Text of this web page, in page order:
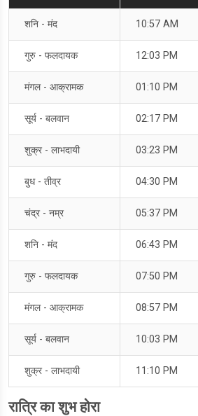
शनि - मंद 10:57 AM
गुरु - फलदायक 12:03 PM
मंगल - आक्रामक 01:10 PM
सूर्य - बलवान 02:17 PM
शुक्र - लाभदायी 03:23 PM
बुध - तीव्र 04:30 PM
चंद्र - नम्र 05:37 PM
शनि - मंद 06:43 PM
गुरु - फलदायक 07:50 PM
मंगल - आक्रामक 08:57 PM
सूर्य - बलवान 10:03 PM
शुक्र - लाभदायी 11:10 PM
रात्रि का शुभ होरा